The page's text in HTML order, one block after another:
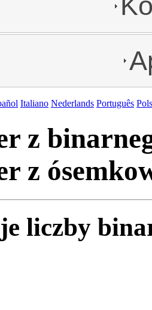
Italiano Nederlands Português
z
z
liczby